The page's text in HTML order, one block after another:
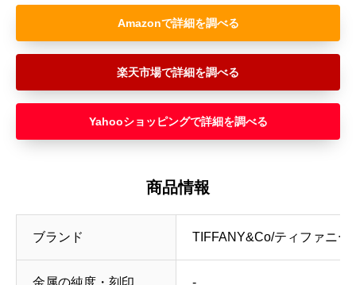
Amazon
楽天市場
Yahooショッピング
商品情報
ブランド TIFFANY&Co/ティファニー
金属の純度・刻印 ‐